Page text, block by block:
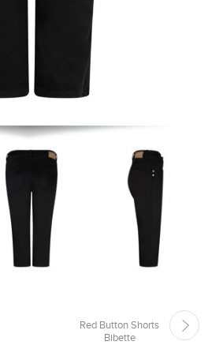
Red Button Shorts
Bibette